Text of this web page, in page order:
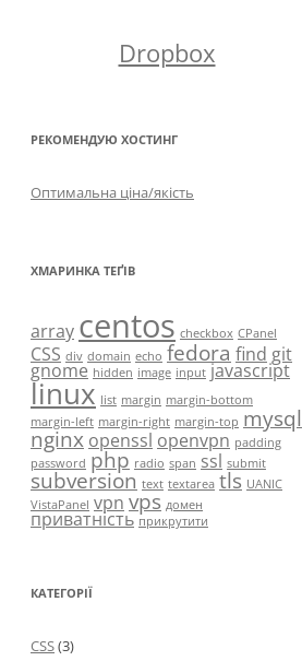
Dropbox
РЕКОМЕНДУЮ ХОСТИНГ
Оптимальна ціна/якість
ХМАРИНКА ТЕҐІВ
array centos checkbox CPanel
CSS div domain echo fedora find git
gnome hidden image input javascript
linux list margin margin-bottom
margin-left margin-right margin-top mysql
nginx openssl openvpn padding
password php radio span ssl submit
subversion text textarea tls UANIC
VistaPanel vpn vps домен
приватність прикрутити
КАТЕГОРІЇ
CSS(3)